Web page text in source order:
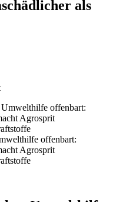
als
offenbart:
Agrosprit